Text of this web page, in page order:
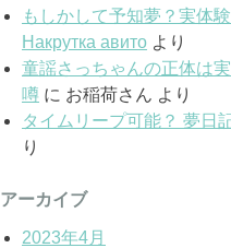
もしかして予知夢？実体
Накрутка авито より
童謡さっちゃんの正体は
噂 に お稲荷さん より
タイムリープ可能？ 夢日
り
アーカイブ
2023年4月